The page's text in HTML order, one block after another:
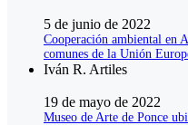
5 de junio de 2022
Cooperación ambiental en
comunes de la Unión
Iván R. Artiles
19 de mayo de 2022
Museo de Arte de Ponce